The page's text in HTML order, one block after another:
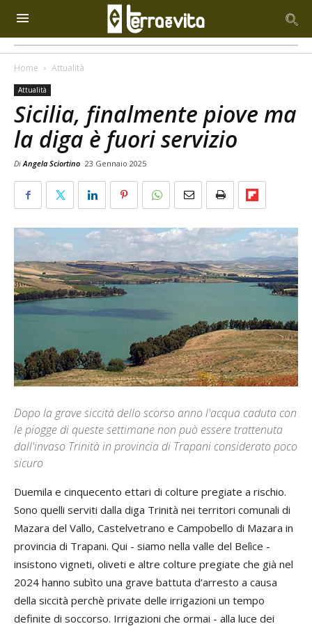
Home Attualità
Attualità
Sicilia, finalmente piove ma
la diga è fuori servizio
DiAngela Sciortino 23 Gennaio 2025
Dopo la grave siccità dello scorso anno l'acqua caduta con
le piogge di queste settimane non può essere trattenuta
dall'invaso Trinità in provincia di Trapani considerato poco
sicuro
Duemila e cinquecento ettari di colture pregiate a rischio.
Sono quelli serviti dalla diga Trinità nei territori comunali di
Mazara del Vallo, Castelvetrano e Campobello di Mazara in
provincia di Trapani. Qui - siamo nella valle del Belìce -
insistono vigneti, oliveti e altre colture pregiate che già nel
2024 hanno subìto una grave battuta d’arresto a causa
della siccità perchè private delle irrigazioni un tempo
definite di soccorso. Irrigazioni che ormai - alla luce dei